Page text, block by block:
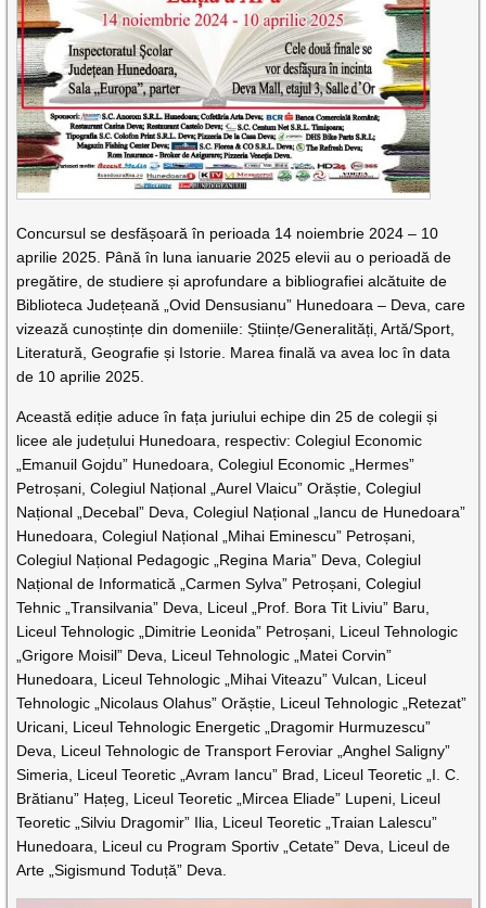
Concursul se desfășoară în perioada 14 noiembrie 2024 – 10
aprilie 2025. Până în luna ianuarie 2025 elevii au o perioadă de
pregătire, de studiere și aprofundare a bibliografiei alcătuite de
Biblioteca Județeană „Ovid Densusianu” Hunedoara – Deva, care
vizează cunoștințe din domeniile: Științe/Generalități, Artă/Sport,
Literatură, Geografie și Istorie. Marea finală va avea loc în data
de 10 aprilie 2025.
Această ediție aduce în fața juriului echipe din 25 de colegii și
licee ale județului Hunedoara, respectiv: Colegiul Economic
„Emanuil Gojdu” Hunedoara, Colegiul Economic „Hermes”
Petroșani, Colegiul Național „Aurel Vlaicu” Orăștie, Colegiul
Național „Decebal” Deva, Colegiul Național „Iancu de Hunedoara”
Hunedoara, Colegiul Național „Mihai Eminescu” Petroșani,
Colegiul Național Pedagogic „Regina Maria” Deva, Colegiul
Național de Informatică „Carmen Sylva” Petroșani, Colegiul
Tehnic „Transilvania” Deva, Liceul „Prof. Bora Tit Liviu” Baru,
Liceul Tehnologic „Dimitrie Leonida” Petroșani, Liceul Tehnologic
„Grigore Moisil” Deva, Liceul Tehnologic „Matei Corvin”
Hunedoara, Liceul Tehnologic „Mihai Viteazu” Vulcan, Liceul
Tehnologic „Nicolaus Olahus” Orăștie, Liceul Tehnologic „Retezat”
Uricani, Liceul Tehnologic Energetic „Dragomir Hurmuzescu”
Deva, Liceul Tehnologic de Transport Feroviar „Anghel Saligny”
Simeria, Liceul Teoretic „Avram Iancu” Brad, Liceul Teoretic „I. C.
Brătianu” Hațeg, Liceul Teoretic „Mircea Eliade” Lupeni, Liceul
Teoretic „Silviu Dragomir” Ilia, Liceul Teoretic „Traian Lalescu”
Hunedoara, Liceul cu Program Sportiv „Cetate” Deva, Liceul de
Arte „Sigismund Toduță” Deva.